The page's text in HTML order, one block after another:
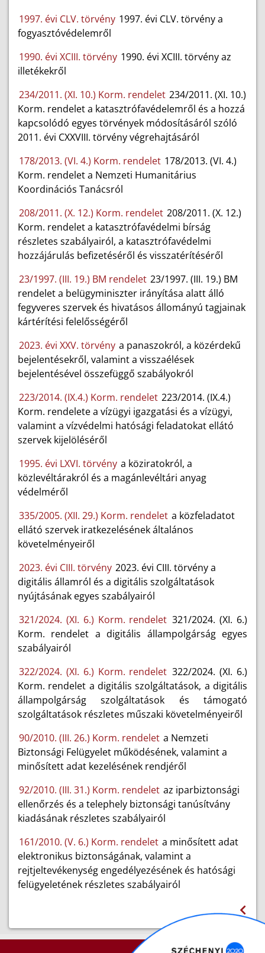
1997. évi CLV. törvény 1997. évi CLV. törvény a
fogyasztóvédelemről
1990. évi XCIII. törvény 1990. évi XCIII. törvény az
illetékekről
234/2011. (XI. 10.) Korm. rendelet 234/2011. (XI. 10.)
Korm. rendelet a katasztrófavédelemről és a hozzá
kapcsolódó egyes törvények módosításáról szóló
2011. évi CXXVIII. törvény végrehajtásáról
178/2013. (VI. 4.) Korm. rendelet 178/2013. (VI. 4.)
Korm. rendelet a Nemzeti Humanitárius
Koordinációs Tanácsról
208/2011. (X. 12.) Korm. rendelet 208/2011. (X. 12.)
Korm. rendelet a katasztrófavédelmi bírság
részletes szabályairól, a katasztrófavédelmi
hozzájárulás befizetéséről és visszatérítéséről
23/1997. (III. 19.) BM rendelet 23/1997. (III. 19.) BM
rendelet a belügyminiszter irányítása alatt álló
fegyveres szervek és hivatásos állományú tagjainak
kártérítési felelősségéről
2023. évi XXV. törvény a panaszokról, a közérdekű
bejelentésekről, valamint a visszaélések
bejelentésével összefüggő szabályokról
223/2014. (IX.4.) Korm. rendelet 223/2014. (IX.4.)
Korm. rendelete a vízügyi igazgatási és a vízügyi,
valamint a vízvédelmi hatósági feladatokat ellátó
szervek kijelöléséről
1995. évi LXVI. törvény a köziratokról, a
közlevéltárakról és a magánlevéltári anyag
védelméről
335/2005. (XII. 29.) Korm. rendelet a közfeladatot
ellátó szervek iratkezelésének általános
követelményeiről
2023. évi CIII. törvény 2023. évi CIII. törvény a
digitális államról és a digitális szolgáltatások
nyújtásának egyes szabályairól
321/2024. (XI. 6.) Korm. rendelet 321/2024. (XI. 6.)
Korm. rendelet a digitális állampolgárság egyes
szabályairól
322/2024. (XI. 6.) Korm. rendelet 322/2024. (XI. 6.)
Korm. rendelet a digitális szolgáltatások, a digitális
állampolgárság szolgáltatások és támogató
szolgáltatások részletes műszaki követelményeiről
90/2010. (III. 26.) Korm. rendelet a Nemzeti
Biztonsági Felügyelet működésének, valamint a
minősített adat kezelésének rendjéről
92/2010. (III. 31.) Korm. rendelet az iparbiztonsági
ellenőrzés és a telephely biztonsági tanúsítvány
kiadásának részletes szabályairól
161/2010. (V. 6.) Korm. rendelet a minősített adat
elektronikus biztonságának, valamint a
rejtjeltevékenység engedélyezésének és hatósági
felügyeletének részletes szabályairól